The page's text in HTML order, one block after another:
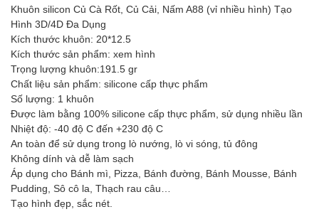
Khuôn silicon Củ Cà Rốt, Củ Cải, Nấm A88 (vỉ nhiều hình) Tạo
Hình 3D/4D Đa Dụng
Kích thước khuôn: 20*12.5
Kích thước sản phẩm: xem hình
Trọng lượng khuôn:191.5 gr
Chất liệu sản phẩm: silicone cấp thực phẩm
Số lượng: 1 khuôn
Được làm bằng 100% silicone cấp thực phẩm, sử dụng nhiều lần
Nhiệt độ: -40 độ C đến +230 độ C
An toàn để sử dụng trong lò nướng, lò vi sóng, tủ đông
Không dính và dễ làm sạch
Áp dụng cho Bánh mì, Pizza, Bánh đường, Bánh Mousse, Bánh
Pudding, Sô cô la, Thạch rau câu…
Tạo hình đẹp, sắc nét.